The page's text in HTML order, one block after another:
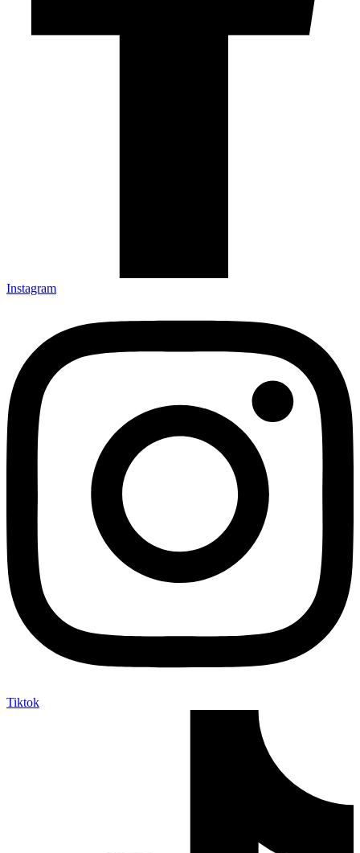
Instagram
Tiktok